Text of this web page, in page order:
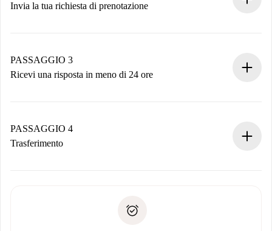
Invia la tua richiesta di prenotazione
non accetta.
PASSAGGIO 3
Ricevi una risposta in meno di 24 ore
contatto con il proprietario.
Se rifiutata: non ti addebiteremo nulla e ti proporremo
Domiciliazione del pagamento
PASSAGGIO 4
Trasferimento
solo se non segnali problemi.